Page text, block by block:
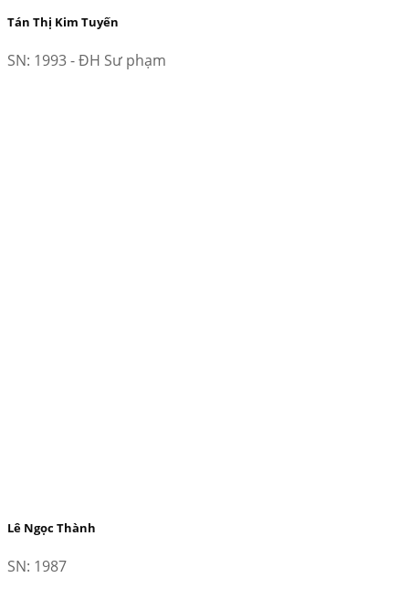
Tán Thị Kim Tuyến
SN: 1993 - ĐH Sư phạm
Lê Ngọc Thành
SN: 1987